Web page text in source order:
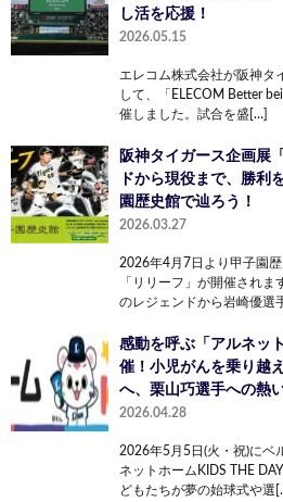
し活を応援！
2026.05.15
エレコム株式会社が阪神タ
して、「ELECOM Better
催しました。試合を盛[…]
阪神タイガース企画展
ドから現役まで、勝利
園歴史館で辿ろう！
2026.03.27
2026年4月7日より甲子園
「リリーフ」が開催され
のレジェンドから岩崎優選
感動を呼ぶ「アルネッ
催！小児がんを乗り越
へ、栗山巧選手への熱
2026.04.28
2026年5月5日(火・祝)にベ
ネットホームKIDS THE
どもたちが夢の始球式や選